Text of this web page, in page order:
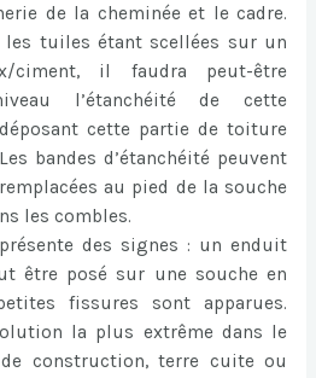
de la cheminée et le cadre.
les tuiles étant scellées sur un
ciment, il faudra peut-être
l’étanchéité de cette
cette partie de toiture
bandes d’étanchéité peuvent
au pied de la souche
les combles.
des signes : un enduit
être posé sur une souche en
fissures sont apparues.
la plus extrême dans le
construction, terre cuite ou